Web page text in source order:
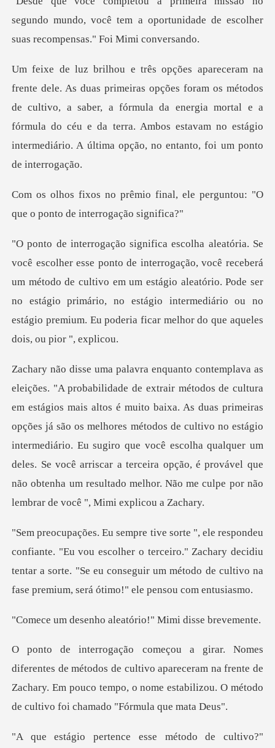
segundo mundo, você tem a oportunidade de esc
os métodos
de cultivo, a saber, a fórmula da energia mortal e a
fórmula do céu e da terra. Amb
nal, ele perguntou: "O
que o po
cê receberá
um método de cultivo em um estágio aleatório. Pode ser
no estágio primário, no estágio in
ixa. As duas primeiras
opções já são os melhores métodos de cultivo no estágio
intermediário. Eu sugiro que você escolha qualquer um
deles. Se v
escolher o terceiro." Zachary decidiu
tentar a sorte. "Se eu conseguir um
aleatório!" Mimi
de cultivo apareceram na frente de
Zachary. Em pouco tempo, o nome
se método de cultivo?"